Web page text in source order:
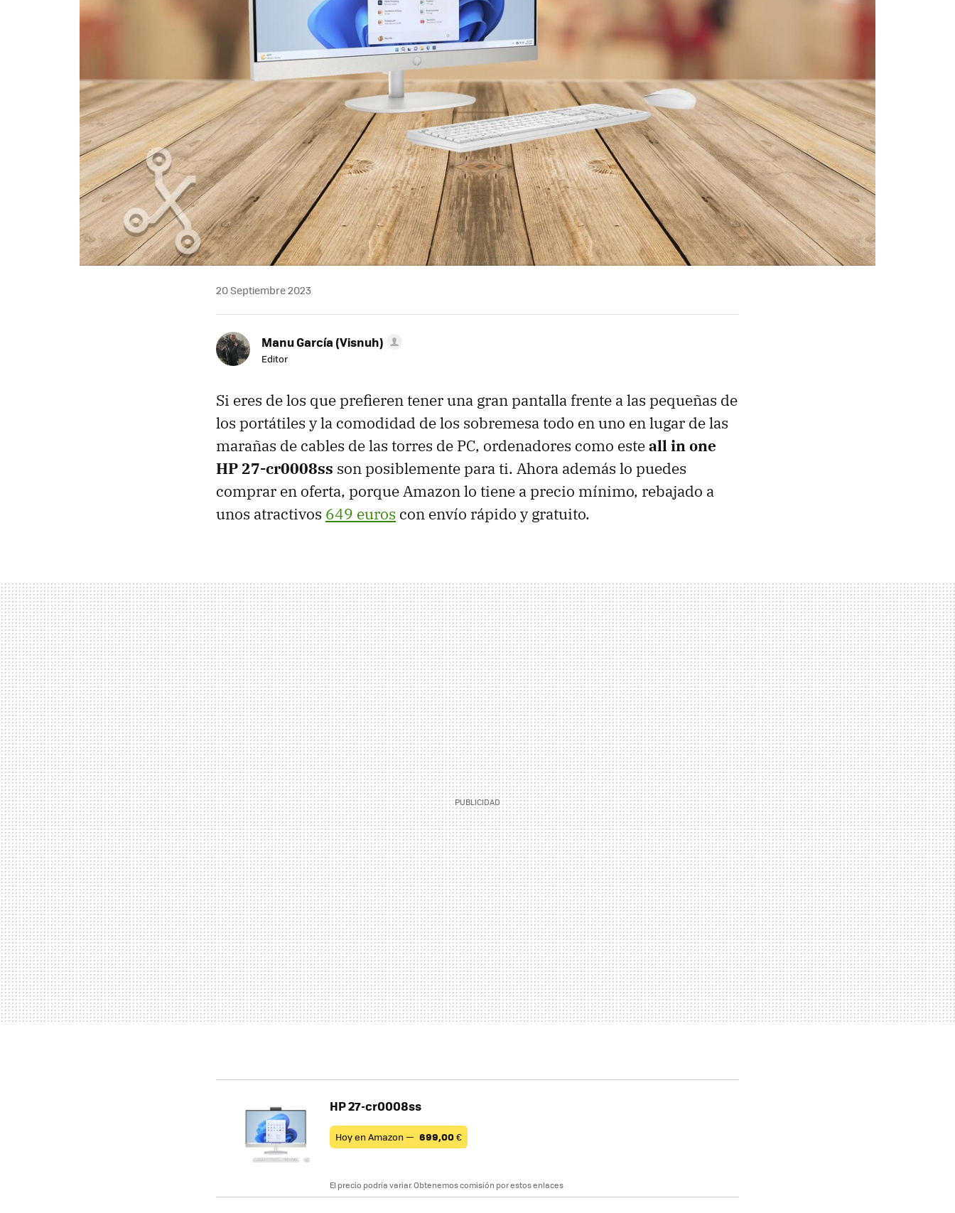
20 Septiembre 2023
Manu García (Visnuh)
Editor
Si eres de los que prefieren tener una gran pantalla frente a las pequeñas de
los portátiles y la comodidad de los sobremesa todo en uno en lugar de las
marañas de cables de las torres de PC, ordenadores como esteall in one
HP 27-cr0008ss son posiblemente para ti. Ahora además lo puedes
comprar en oferta, porque Amazon lo tiene a precio mínimo, rebajado a
unos atractivos 649 euros con envío rápido y gratuito.
HP 27-cr0008ss
Hoy en Amazon — 699,00€
El precio podría variar. Obtenemos comisión por estos enlaces